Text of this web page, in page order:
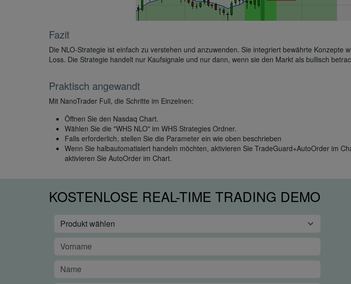
Fazit
Die NLO-Strategie ist einfach zu verstehen und anzuwenden. Sie integriert bewährte Konzepte
Loss. Die Strategie handelt nur Kaufsignale und nur dann, wenn sie den Markt als bullisch
Praktisch angewandt
Mit NanoTrader Full, die Schritte im Einzelnen:
Öffnen Sie den Nasdaq Chart.
Wählen Sie die "WHS NLO" im WHS Strategies Ordner.
Falls erforderlich, stellen Sie die Parameter ein wie oben beschrieben
Wenn Sie halbautomatisiert handeln möchten, aktivieren Sie TradeGuard+AutoOrder im
aktivieren Sie AutoOrder im Chart.
KOSTENLOSE REAL-TIME TRADING DEMO